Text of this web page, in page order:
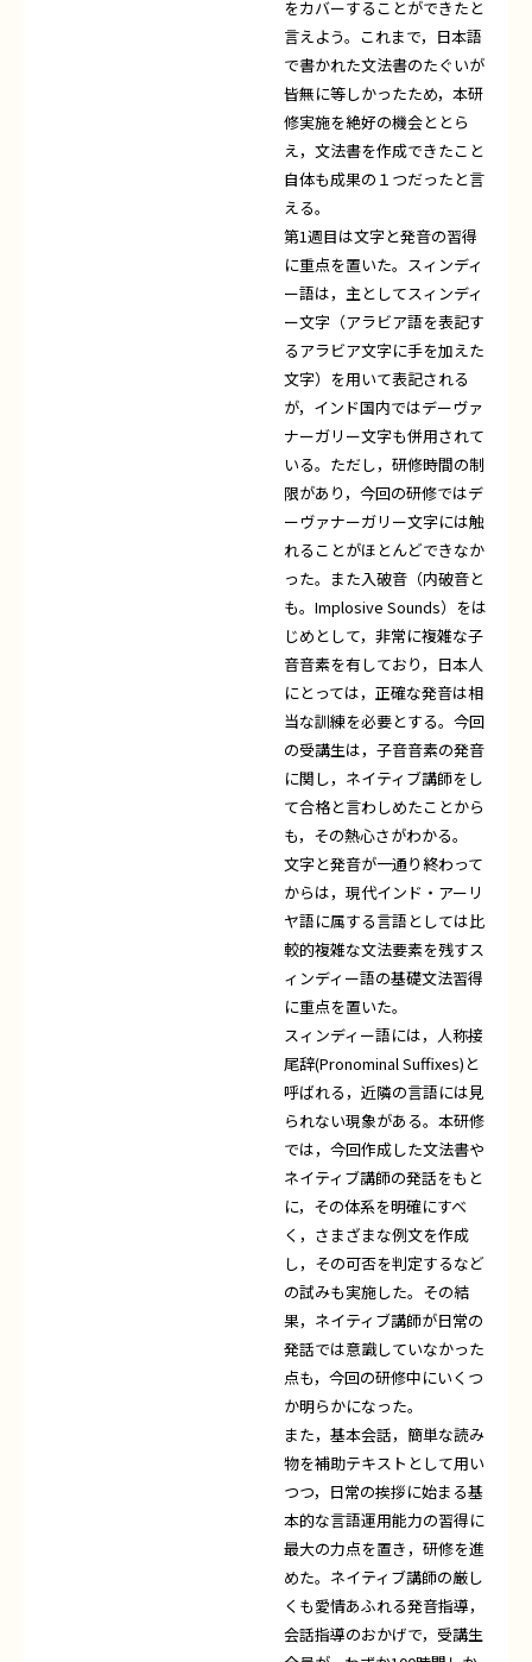
をカバーすることができたと
言えよう。これまで，日本語
で書かれた文法書のたぐいが
皆無に等しかったため，本研
修実施を絶好の機会ととら
え，文法書を作成できたこと
自体も成果の１つだったと言
える。
第1週目は文字と発音の習得
に重点を置いた。スィンディ
ー語は，主としてスィンディ
ー文字（アラビア語を表記す
るアラビア文字に手を加えた
文字）を用いて表記される
が，インド国内ではデーヴァ
ナーガリー文字も併用されて
いる。ただし，研修時間の制
限があり，今回の研修ではデ
ーヴァナーガリー文字には触
れることがほとんどできなか
った。また入破音（内破音と
も。Implosive Sounds）をは
じめとして，非常に複雑な子
音音素を有しており，日本人
にとっては，正確な発音は相
当な訓練を必要とする。今回
の受講生は，子音音素の発音
に関し，ネイティブ講師をし
て合格と言わしめたことから
も，その熱心さがわかる。
文字と発音が一通り終わって
からは，現代インド・アーリ
ヤ語に属する言語としては比
較的複雑な文法要素を残すス
ィンディー語の基礎文法習得
に重点を置いた。
スィンディー語には，人称接
尾辞(Pronominal Suffixes)と
呼ばれる，近隣の言語には見
られない現象がある。本研修
では，今回作成した文法書や
ネイティブ講師の発話をもと
に，その体系を明確にすべ
く，さまざまな例文を作成
し，その可否を判定するなど
の試みも実施した。その結
果，ネイティブ講師が日常の
発話では意識していなかった
点も，今回の研修中にいくつ
か明らかになった。
また，基本会話，簡単な読み
物を補助テキストとして用い
つつ，日常の挨拶に始まる基
本的な言語運用能力の習得に
最大の力点を置き，研修を進
めた。ネイティブ講師の厳し
くも愛情あふれる発音指導，
会話指導のおかげで，受講生